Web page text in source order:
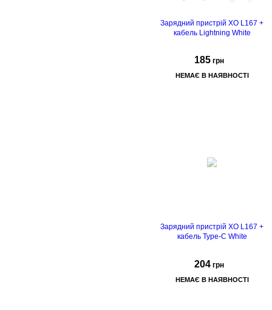
Зарядний пристрій XO L167 +
кабель Lightning White
185 грн
НЕМАЄ В НАЯВНОСТІ
Зарядний пристрій XO L167 +
кабель Type-C White
204 грн
НЕМАЄ В НАЯВНОСТІ